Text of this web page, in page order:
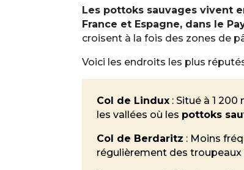
Les pottoks sauvages vivent
France et Espagne, dans le
croisent à la fois des zones de
Voici les endroits les plus
Col de Lindux : Situé à 1
les vallées où les pottoks
Col de Berdaritz : Moins
régulièrement des troupeaux